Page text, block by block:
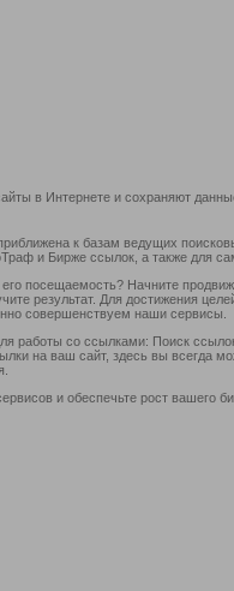
в Интернете и сохраняют
к базам ведущих
и Бирже ссылок, а также для
его посещаемость? Начните
результат. Для достижения
совершенствуем наши сервисы.
работы со ссылками: Поиск
на ваш сайт, здесь вы всегда
и обеспечьте рост вашего